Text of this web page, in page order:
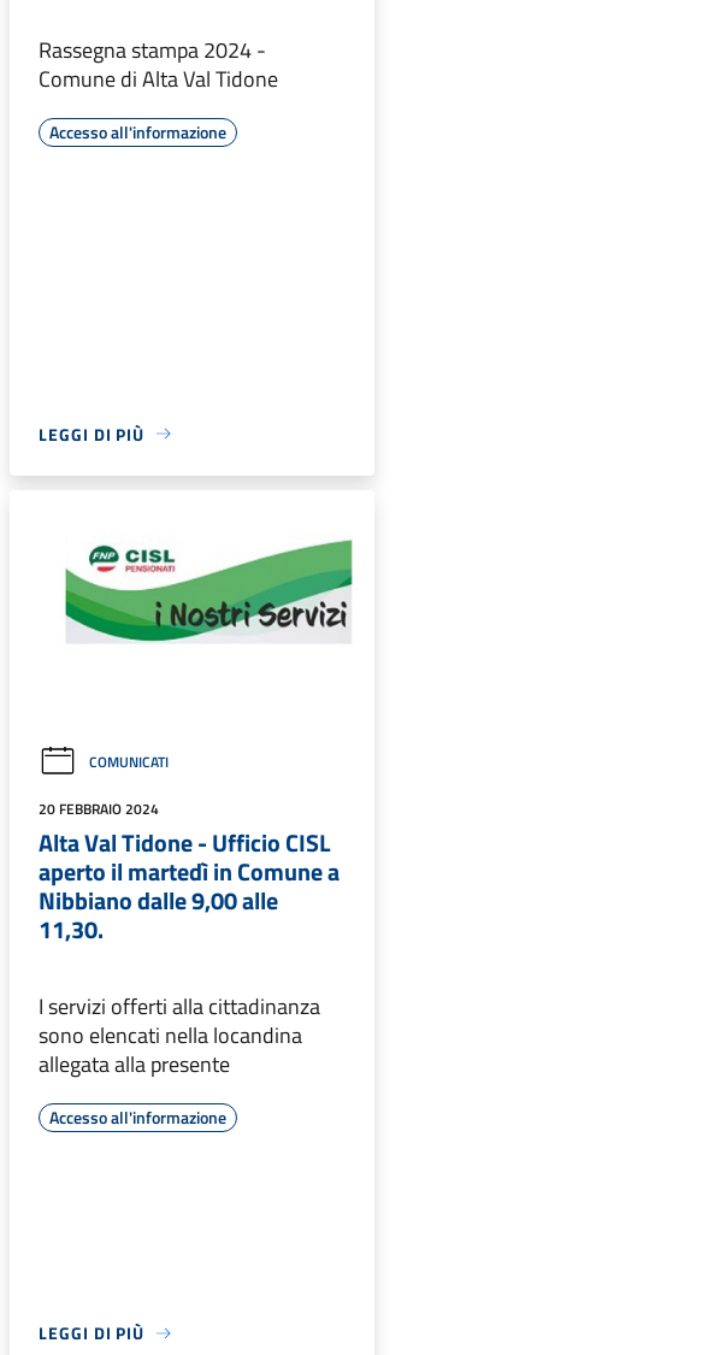
Rassegna stampa 2024 -
Comune di Alta Val Tidone
Accesso all'informazione
LEGGI DI PIÙ
COMUNICATI
20 FEBBRAIO 2024
Alta Val Tidone - Ufficio CISL
aperto il martedì in Comune a
Nibbiano dalle 9,00 alle
11,30.
I servizi offerti alla cittadinanza
sono elencati nella locandina
allegata alla presente
Accesso all'informazione
LEGGI DI PIÙ